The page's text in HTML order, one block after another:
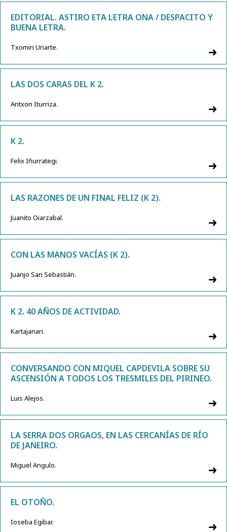
EDITORIAL. ASTIRO ETA LETRA ONA / DESPACITO Y
BUENA LETRA.
Txomin Uriarte.
LAS DOS CARAS DEL K 2.
Antxon Iturriza.
K 2.
Felix Iñurrategi.
LAS RAZONES DE UN FINAL FELIZ (K 2).
Juanito Oiarzabal.
CON LAS MANOS VACÍAS (K 2).
Juanjo San Sebastián.
K 2. 40 AÑOS DE ACTIVIDAD.
Kartajanari.
CONVERSANDO CON MIQUEL CAPDEVILA SOBRE SU
ASCENSIÓN A TODOS LOS TRESMILES DEL PIRINEO.
Luis Alejos.
LA SERRA DOS ORGAOS, EN LAS CERCANÍAS DE RÍO
DE JANEIRO.
Miguel Angulo.
EL OTOÑO.
Ioseba Egibar.